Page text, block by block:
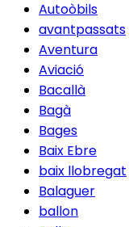
Autoòbils
avantpassats
Aventura
Aviació
Bacallà
Bagà
Bages
Baix Ebre
baix llobregat
Balaguer
ballon